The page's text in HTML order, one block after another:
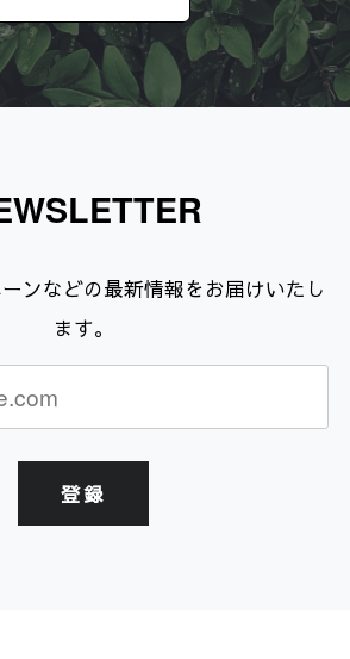
ンなどの最新情報をお届けいたし
ます。
登録